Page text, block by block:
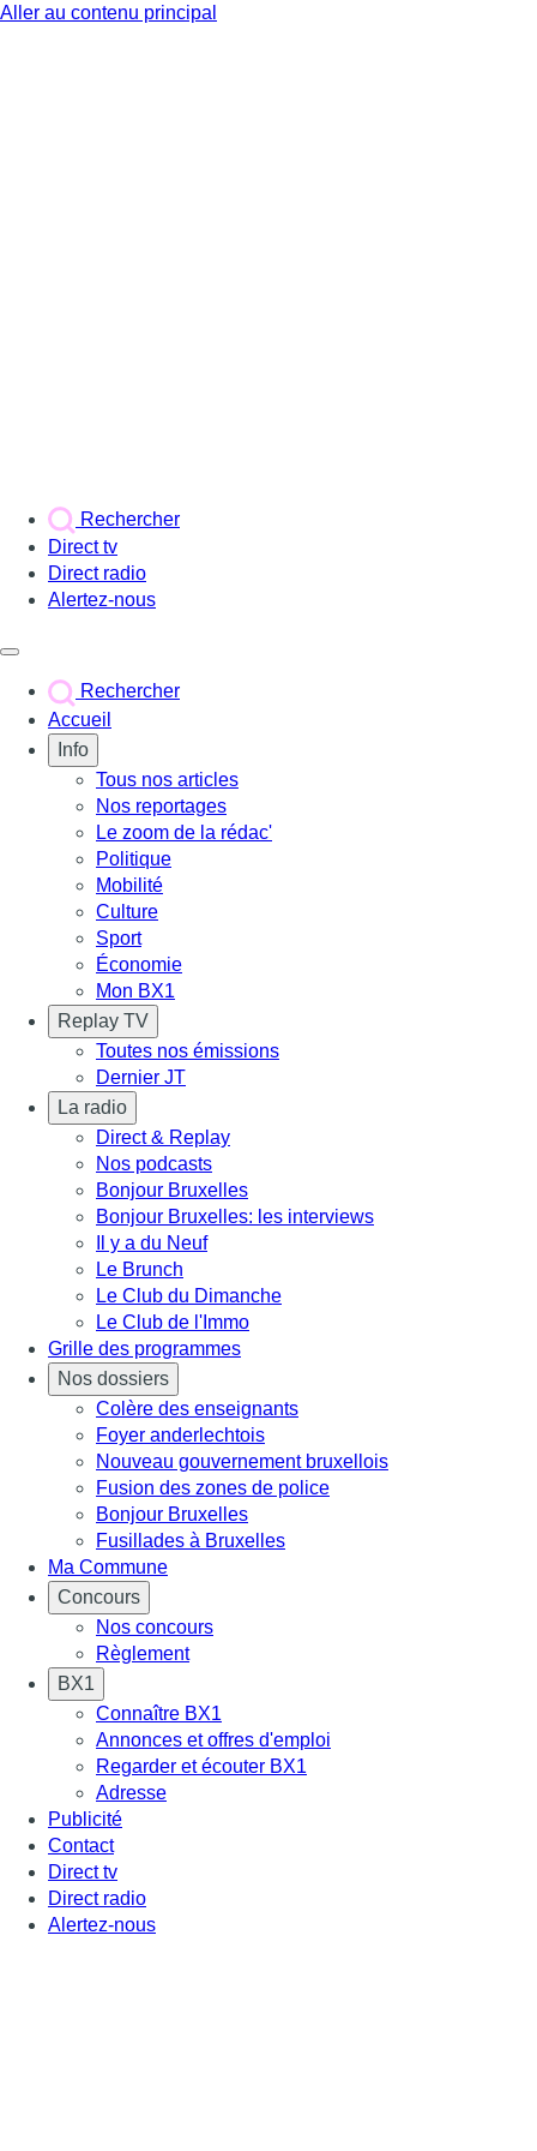
Aller au contenu principal
Rechercher
Direct tv
Direct radio
Alertez-nous
Rechercher
Accueil
Info
Tous nos articles
Nos reportages
Le zoom de la rédac'
Politique
Mobilité
Culture
Sport
Économie
Mon BX1
Replay TV
Toutes nos émissions
Dernier JT
La radio
Direct & Replay
Nos podcasts
Bonjour Bruxelles
Bonjour Bruxelles: les interviews
Il y a du Neuf
Le Brunch
Le Club du Dimanche
Le Club de l'Immo
Grille des programmes
Nos dossiers
Colère des enseignants
Foyer anderlechtois
Nouveau gouvernement bruxellois
Fusion des zones de police
Bonjour Bruxelles
Fusillades à Bruxelles
Ma Commune
Concours
Nos concours
Règlement
BX1
Connaître BX1
Annonces et offres d'emploi
Regarder et écouter BX1
Adresse
Publicité
Contact
Direct tv
Direct radio
Alertez-nous